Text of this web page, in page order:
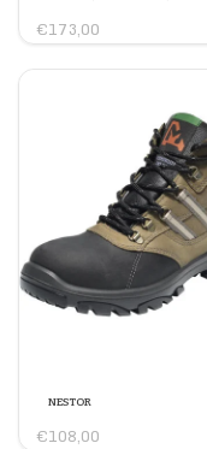
€173,00
NESTOR
€108,00